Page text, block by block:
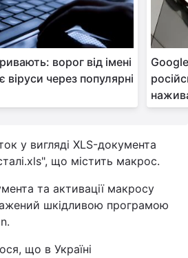
ворог від імені
​​через популярні
у вигляді XLS-документа
що містить макрос.
та активації макросу
шкідливою програмою
що в Україні